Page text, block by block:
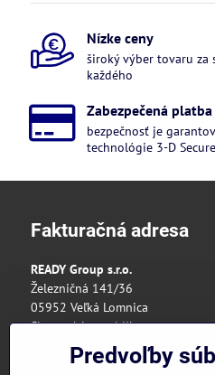
Nízke ceny
široký výber tovaru za
každého
Zabezpečená platba
bezpečnosť je
technológie 3-D Secure
Fakturačná adresa
READY Group s.r.o.
Železničná 141/36
05952 Veľká Lomnica
Slovenská republika
IČO: 55 175 431
Predvoľby